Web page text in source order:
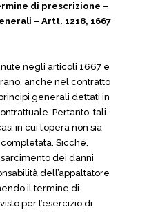
di prescrizione –
– Artt. 1218, 1667
negli articoli 1667 e
anche nel contratto
generali dettati in
Pertanto, tali
in cui l’opera non sia
Sicché,
dei danni
dell’appaltatore
il termine di
per l’esercizio di